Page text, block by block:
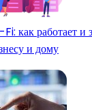
как работает и
и дому